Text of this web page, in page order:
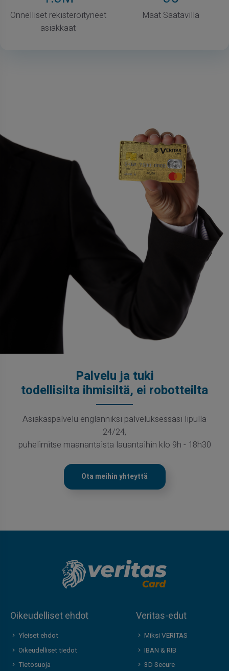
Onnelliset rekisteröityneet
asiakkaat
Maat Saatavilla
Palvelu ja tuki
todellisilta ihmisiltä, ei robotteilta
Asiakaspalvelu englanniksi palveluksessasi lipulla
24/24,
puhelimitse maanantaista lauantaihin klo 9h - 18h30
Ota meihin yhteyttä
Oikeudelliset ehdot
Yleiset ehdot
Oikeudelliset tiedot
Tietosuoja
Veritas-edut
Miksi VERITAS
IBAN & RIB
3D Secure